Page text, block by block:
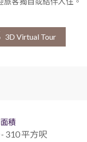
3D Virtual Tour
積
310 平方呎